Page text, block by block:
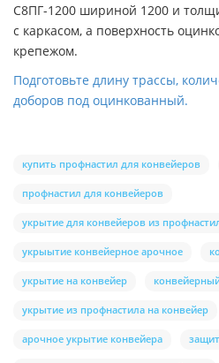
С8ПГ-1200 шириной 1200 и
с каркасом, а поверхность
крепежом.
Подготовьте длину трассы,
доборов под оцинкованный.
купить профнастил для конвейеров
профнастил для конвейеров
укрытие для конвейеров из
укрыытие конвейерное арочное
укрытие на конвейер
укрытие из профнастила на конвейер
арочное укрытие конвейера